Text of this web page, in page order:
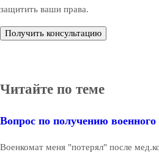
защитить ваши права.
Получить консультацию
Читайте по теме
Вопрос по получению военного
Военкомат меня "потерял" после